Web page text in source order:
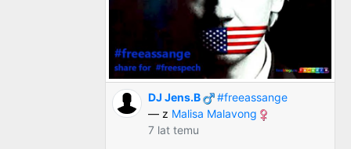
Das ist das wahre Ziel der
Strafverfolgung und Verhaftung
Julian Assanges, und es betrifft
nicht nur einen australischen
Verleger in einer britischen
Gefängniszelle, noch zielt es
DJ Jens.B
#freeassange
— z Malisa Malavong
7 lat temu